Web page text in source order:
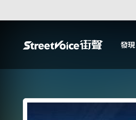
發現